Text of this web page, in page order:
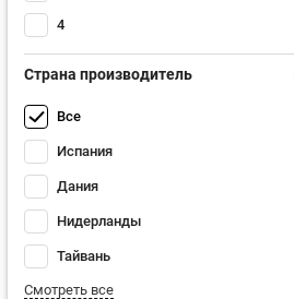
4
Страна производитель
Все
Испания
Дания
Нидерланды
Тайвань
Смотреть все